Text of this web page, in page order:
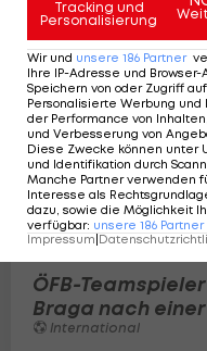
ÖFB-
Braga nach
International
Tracking und
Personalisierung
Wir und unsere 186 Partner
Ihre IP-Adresse und
Speichern von oder Zugriff
Personalisierte Werbung
der Performance von
und Verbesserung von
Diese Zwecke können unter
und Identifikation durch
Manche Partner verwenden
Interesse als
dazu, sowie die Möglichkeit
verfügbar: unsere 186 Partner
Impressum